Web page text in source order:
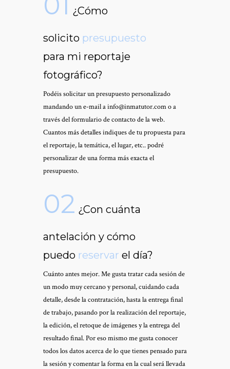
¿Cómo
solicito presupuesto
para mi reportaje
fotográfico?
Podéis solicitar un presupuesto personalizado
mandando un e-mail a info@inmatutor.com o a
través del formulario de contacto de la web.
Cuantos más detalles indiques de tu propuesta para
el reportaje, la temática, el lugar, etc.. podré
personalizar de una forma más exacta el
presupuesto.
02 ¿Con cuánta
antelación y cómo
puedo reservar el día?
Cuánto antes mejor. Me gusta tratar cada sesión de
un modo muy cercano y personal, cuidando cada
detalle, desde la contratación, hasta la entrega final
de trabajo, pasando por la realización del reportaje,
la edición, el retoque de imágenes y la entrega del
resultado final. Por eso mismo me gusta conocer
todos los datos acerca de lo que tienes pensado para
la sesión y comentar la forma en la cual será llevada